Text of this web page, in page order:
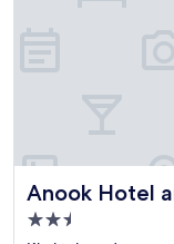
Anook Hotel
Anook Hotel and
2.5